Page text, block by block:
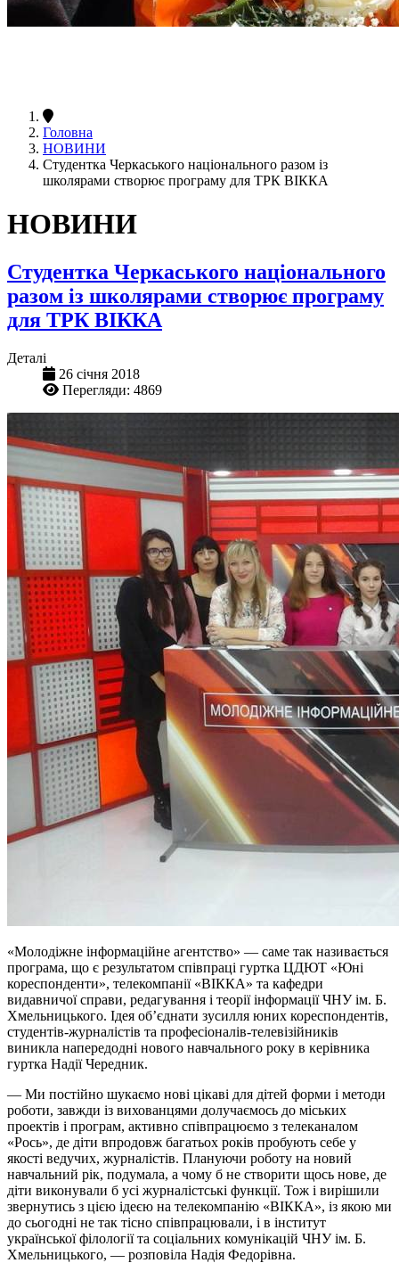
Головна
НОВИНИ
Студентка Черкаського національного разом із
школярами створює програму для ТРК ВІККА
НОВИНИ
Студентка Черкаського національного
разом із школярами створює програму
для ТРК ВІККА
Деталі
26 січня 2018
Перегляди: 4869
«Молодіжне інформаційне агентство» — саме так називається
програма, що є результатом співпраці гуртка ЦДЮТ «Юні
кореспонденти», телекомпанії «ВІККА» та кафедри
видавничої справи, редагування і теорії інформації ЧНУ ім. Б.
Хмельницького. Ідея об’єднати зусилля юних кореспондентів,
студентів-журналістів та професіоналів-телевізійників
виникла напередодні нового навчального року в керівника
гуртка Надії Чередник.
— Ми постійно шукаємо нові цікаві для дітей форми і методи
роботи, завжди із вихованцями долучаємось до міських
проектів і програм, активно співпрацюємо з телеканалом
«Рось», де діти впродовж багатьох років пробують себе у
якості ведучих, журналістів. Плануючи роботу на новий
навчальний рік, подумала, а чому б не створити щось нове, де
діти виконували б усі журналістські функції. Тож і вирішили
звернутись з цією ідеєю на телекомпанію «ВІККА», із якою ми
до сьогодні не так тісно співпрацювали, і в інститут
української філології та соціальних комунікацій ЧНУ ім. Б.
Хмельницького, — розповіла Надія Федорівна.